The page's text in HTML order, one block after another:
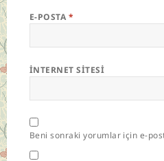
E-POSTA *
İNTERNET SITESI
Beni sonraki yorumlar için e-